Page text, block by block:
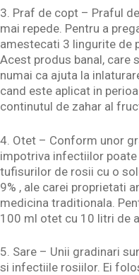
3. Praf de copt – Praful
mai repede. Pentru a
amestecati 3 lingurite de
Acest produs banal, care
numai ca ajuta la
cand este aplicat in
continutul de zahar al
4. Otet – Conform unor
impotriva infectiilor
tufisurilor de rosii cu o
9% , ale carei proprietati
medicina traditionala.
100 ml otet cu 10 litri de
5. Sare – Unii gradinari
si infectiile rosiilor. Ei